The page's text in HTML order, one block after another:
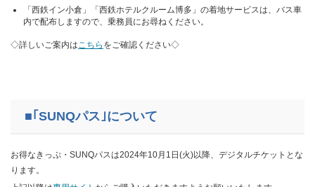
「西鉄イン小倉」「西鉄ホテルクルーム博多」の着地サービスは、バス車
内で配布しますので、乗務員にお尋ねください。
◇詳しいご案内は こちら をご確認ください◇
■｢SUNQパス｣について
お得なきっぷ・SUNQパスは2024年10月1日(火)以降、デジタルチケットとな
ります。